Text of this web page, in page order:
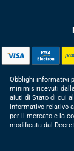
Obblighi informativi
minimis ricevuti
aiuti di Stato di cui
informativo relativo
per il mercato e la
modificata dal